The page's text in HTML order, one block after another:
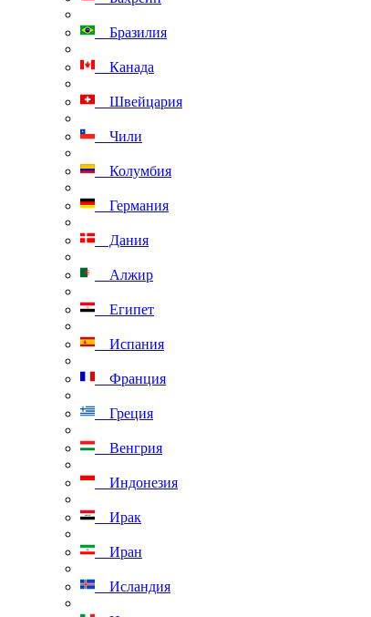
Бразилия
Канада
Швейцария
Чили
Колумбия
Германия
Дания
Алжир
Египет
Испания
Франция
Греция
Венгрия
Индонезия
Ирак
Иран
Исландия